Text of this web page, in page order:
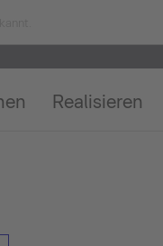
Realisieren